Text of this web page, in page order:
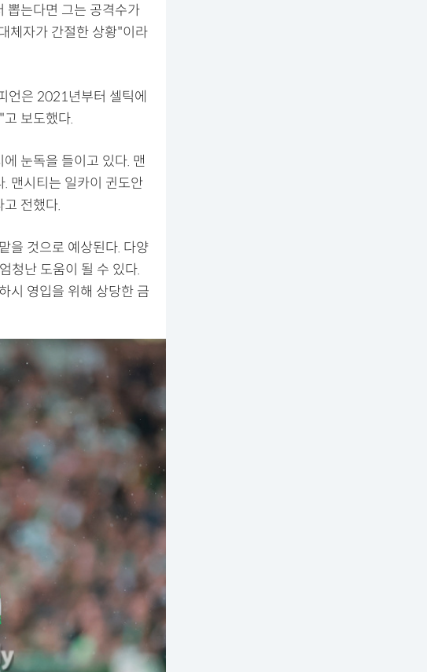
뽑는다면 그는 공격수가
체자가 간절한 상황"이라
언은 2021년부터 셀틱에
보도했다.
눈독을 들이고 있다. 맨
맨시티는 일카이 귄도안
전했다.
을 것으로 예상된다. 다양
청난 도움이 될 수 있다.
시 영입을 위해 상당한 금